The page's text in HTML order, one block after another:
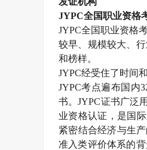
JYPC全国职业资格
JYPC全国职业资格
较早、规模较大、
和榜样。
JYPC经受住了时间
JYPC考点遍布国内
书。JYPC证书广泛
业资格认证，是国
紧密结合经济与生
准入类评价体系的